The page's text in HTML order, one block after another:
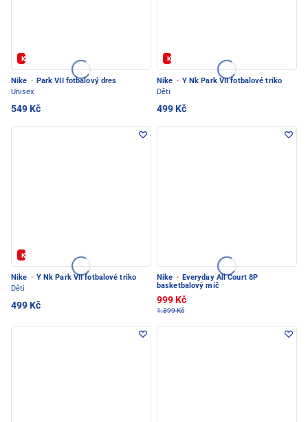
Kód: FOTBAL20
Nike · Park VII fotbalový dres
Unisex
549 Kč
Kód: FOTBAL20
Nike · Y Nk Park VII fotbalové triko
Děti
499 Kč
Kód: FOTBAL20
Nike · Y Nk Park VII fotbalové triko
Děti
499 Kč
Nike · Everyday All Court 8P
basketbalový míč
999 Kč
1.399 Kč